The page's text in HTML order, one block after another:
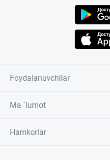
Foydalanuvchilar
Ma `lumot
Hamkorlar